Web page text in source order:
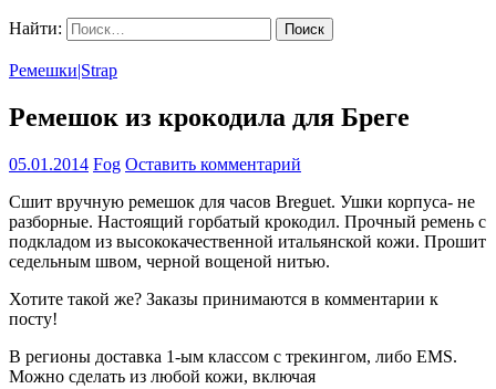
Найти:
Ремешки|Strap
Ремешок из крокодила для Бреге
05.01.2014 Fog Оставить комментарий
Сшит вручную ремешок для часов Breguet. Ушки корпуса- не
разборные. Настоящий горбатый крокодил. Прочный ремень с
подкладом из высококачественной итальянской кожи. Прошит
седельным швом, черной вощеной нитью.
Хотите такой же? Заказы принимаются в комментарии к
посту!
В регионы доставка 1-ым классом с трекингом, либо EMS.
Можно сделать из любой кожи, включая